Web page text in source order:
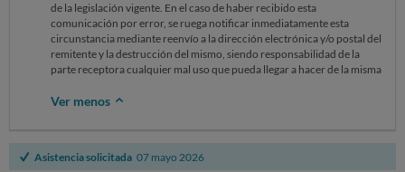
de la legislación vigente. En el caso de haber recibido esta
comunicación por error, se ruega notificar inmediatamente esta
circunstancia mediante reenvío a la dirección electrónica y/o postal del
remitente y la destrucción del mismo, siendo responsabilidad de la
parte receptora cualquier mal uso que pueda llegar a hacer de la misma
Ver menos
Asistencia solicitada 07 mayo 2026